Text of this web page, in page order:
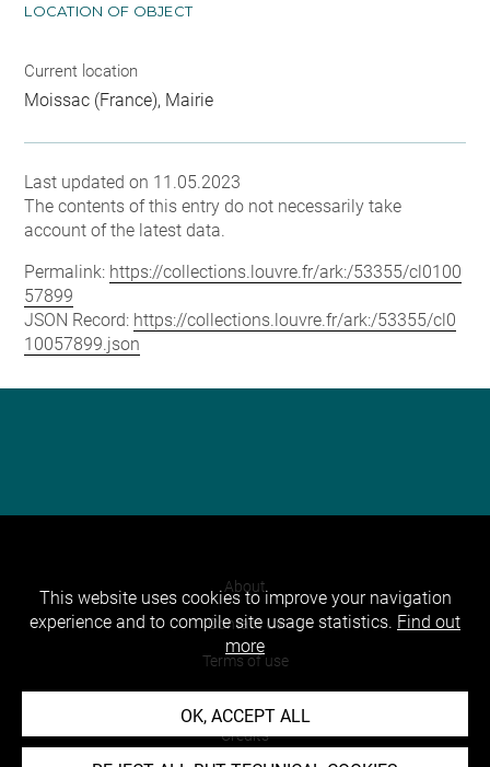
LOCATION OF OBJECT
Current location
Moissac (France), Mairie
Last updated on 11.05.2023
The contents of this entry do not necessarily take
account of the latest data.
Permalink: https://collections.louvre.fr/ark:/53355/cl0100
57899
JSON Record: https://collections.louvre.fr/ark:/53355/cl0
10057899.json
About
Contact Us
Terms of use
Cookies
Credits
This website uses cookies to improve your navigation
experience and to compile site usage statistics. Find out
more
OK, ACCEPT ALL